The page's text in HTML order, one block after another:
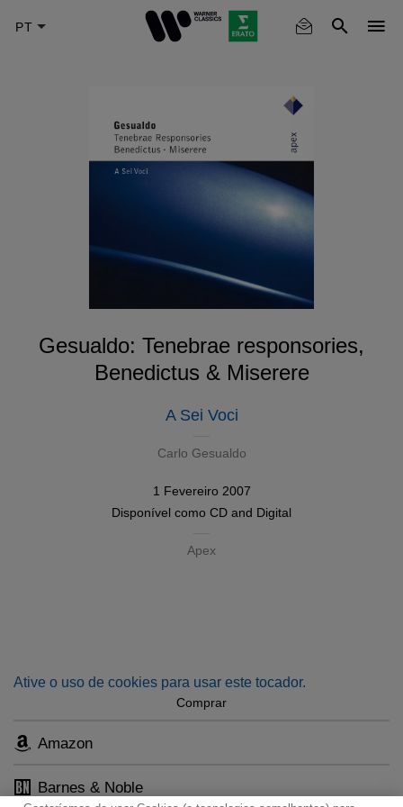
Gesualdo: Tenebrae responsories,
Benedictus & Miserere
A Sei Voci
Carlo Gesualdo
1 Fevereiro 2007
Disponível como CD and Digital
Apex
Ative o uso de cookies para usar este tocador.
Comprar
Amazon
Barnes & Noble